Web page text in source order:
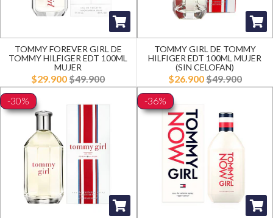
TOMMY FOREVER GIRL DE
TOMMY HILFIGER EDT 100ML
MUJER
$29.900$49.900
TOMMY GIRL DE TOMMY
HILFIGER EDT 100ML MUJER
(SIN CELOFAN)
$26.900$49.900
-30%
-36%